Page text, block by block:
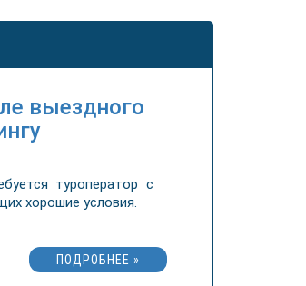
выездного
туроператор с
хорошие условия.
ПОДРОБНЕЕ »